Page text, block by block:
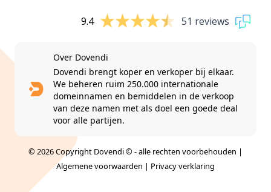
9.4 51 reviews
Over Dovendi
Dovendi brengt koper en verkoper bij elkaar.
We beheren ruim 250.000 internationale
domeinnamen en bemiddelen in de verkoop
van deze namen met als doel een goede deal
voor alle partijen.
© 2026 Copyright Dovendi © - alle rechten voorbehouden |
Algemene voorwaarden | Privacy verklaring